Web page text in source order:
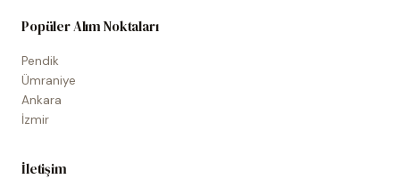
Popüler Alım Noktaları
Pendik
Ümraniye
Ankara
İzmir
İletişim